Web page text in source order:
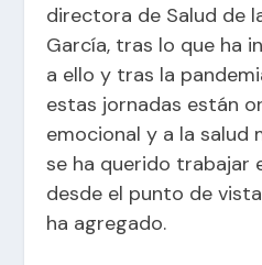
directora de Salud de
García, tras lo que ha
a ello y tras la
estas jornadas están
emocional y a la salud
se ha querido trabajar
desde el punto de
ha agregado.